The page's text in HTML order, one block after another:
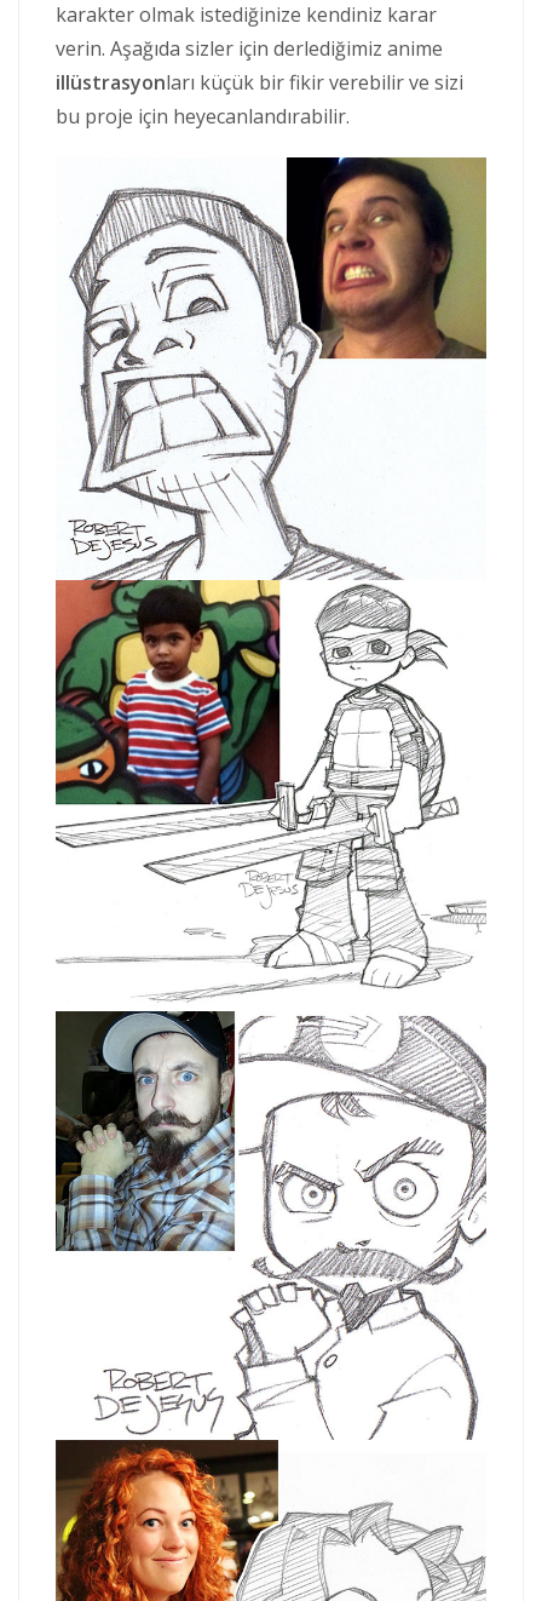
karakter olmak istediğinize kendiniz karar
verin. Aşağıda sizler için derlediğimiz anime
illüstrasyonları küçük bir fikir verebilir ve sizi
bu proje için heyecanlandırabilir.